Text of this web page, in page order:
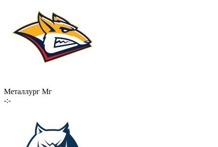
Металлург Мг
-:-